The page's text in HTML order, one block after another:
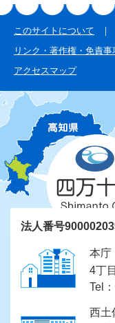
このサイトについて
リンク・著作権・免責事
アクセスマップ
法人番号
本庁
4丁
Tel
西土